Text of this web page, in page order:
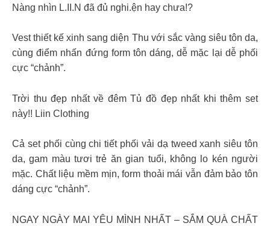
Nàng nhìn L.II.N đã đủ nghi.ện hay chưa!?
Vest thiết kế xinh sang diện Thu với sắc vàng siêu tôn da,
cùng điểm nhấn đứng form tôn dáng, dễ mặc lại dễ phối
cực “chảnh”.
Trời thu đẹp nhất về đêm Tủ đồ đẹp nhất khi thêm set
này!! Liin Clothing
Cả set phối cùng chi tiết phối vải dạ tweed xanh siêu tôn
da, gam màu tươi trẻ ăn gian tuổi, không lo kén người
mặc. Chất liệu mềm mịn, form thoải mái vẫn đảm bảo tôn
dáng cực “chảnh”.
NGAY NGÀY MAI YÊU MÌNH NHẤT – SẮM QUÀ CHẤT